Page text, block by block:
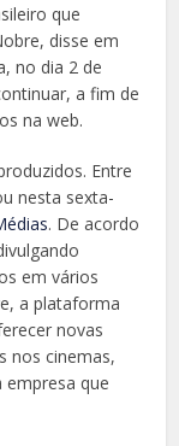
que
disse em
no dia 2 de
a fim de
na web.
Entre
nesta sexta-
. De acordo
em vários
a plataforma
novas
nos cinemas,
empresa que